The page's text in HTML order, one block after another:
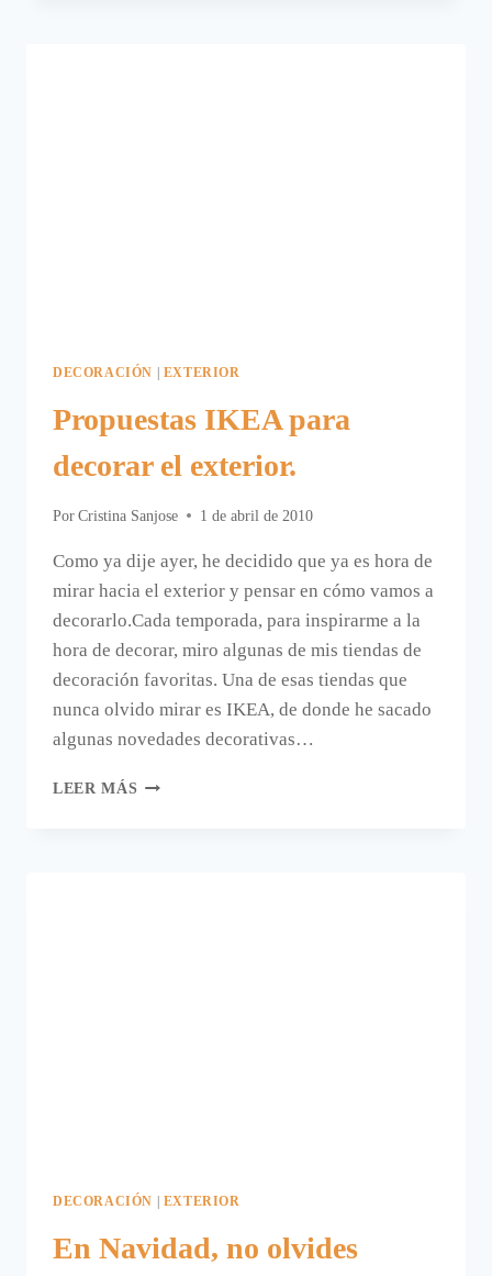
DECORACIÓN EXTERIOR
Propuestas IKEA para
decorar el exterior.
Por Cristina Sanjose 1 de abril de 2010
Como ya dije ayer, he decidido que ya es hora de
mirar hacia el exterior y pensar en cómo vamos a
decorarlo.Cada temporada, para inspirarme a la
hora de decorar, miro algunas de mis tiendas de
decoración favoritas. Una de esas tiendas que
nunca olvido mirar es IKEA, de donde he sacado
algunas novedades decorativas…
LEER MÁS PROPUESTAS
DECORACIÓN EXTERIOR
En Navidad, no olvides